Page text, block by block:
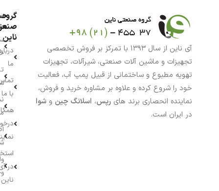
آی ناین از سال ۱۳۹۳ با تمرکز بر فروش تخصصی
تجهیزات و ماشین آلات صنعتی، شیرآلات، تجهیزات
تهویه مطبوع و ساختمانی از قبیل پمپ آب، فعالیت
خود را شروع کرده و علاوه بر مشاوره خرید و فروش،
نماینده انحصاری برند های رپس، اسلانگ چین و شوا
در ایران است.
گروه
ناین
ما
با ما
در
ناین